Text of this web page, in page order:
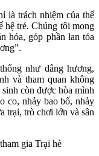
là trách nhiệm của thế
hệ trẻ. Chúng tôi mong
hóa, góp phần lan tỏa
như dâng hương,
và tham quan không
còn được hòa mình
co, nhảy bao bố, nhảy
trại, trò chơi lớn và sân